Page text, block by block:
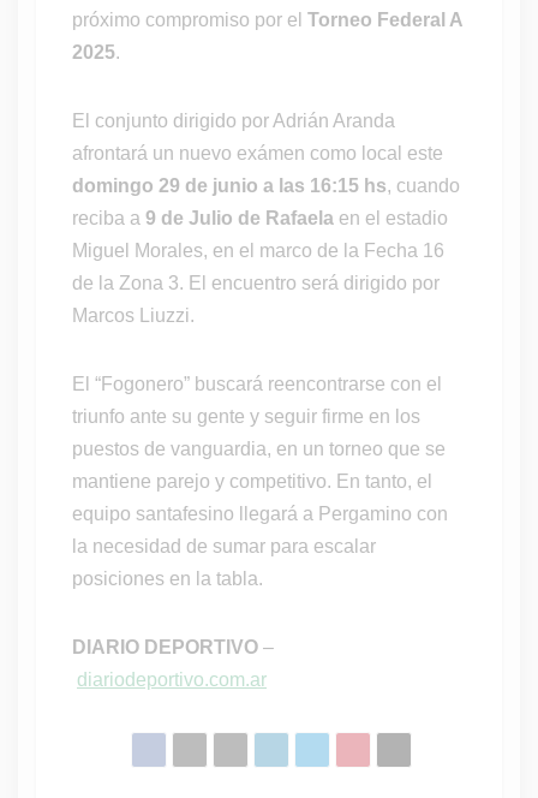
próximo compromiso por el Torneo Federal A
2025.
El conjunto dirigido por Adrián Aranda
afrontará un nuevo exámen como local este
domingo 29 de junio a las 16:15 hs, cuando
reciba a 9 de Julio de Rafaela en el estadio
Miguel Morales, en el marco de la Fecha 16
de la Zona 3. El encuentro será dirigido por
Marcos Liuzzi.
El “Fogonero” buscará reencontrarse con el
triunfo ante su gente y seguir firme en los
puestos de vanguardia, en un torneo que se
mantiene parejo y competitivo. En tanto, el
equipo santafesino llegará a Pergamino con
la necesidad de sumar para escalar
posiciones en la tabla.
DIARIO DEPORTIVO –
diariodeportivo.com.ar